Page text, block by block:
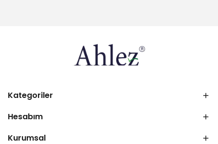
Kategoriler
Hesabım
Kurumsal